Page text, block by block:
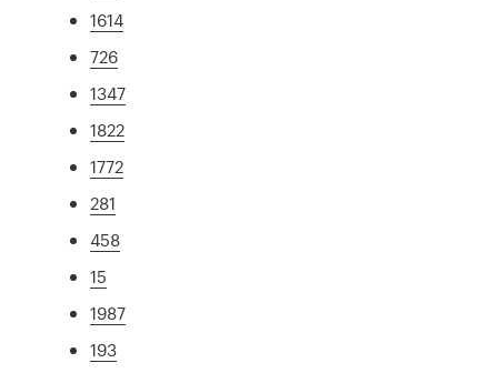
1614
726
1347
1822
1772
281
458
15
1987
193